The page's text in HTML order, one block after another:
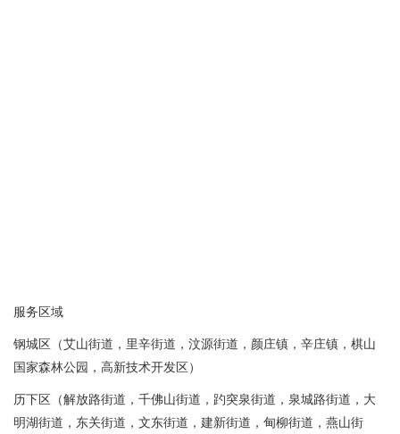
服务区域
钢城区（艾山街道，里辛街道，汶源街道，颜庄镇，辛庄镇，棋山
国家森林公园，高新技术开发区）
历下区（解放路街道，千佛山街道，趵突泉街道，泉城路街道，大
明湖街道，东关街道，文东街道，建新街道，甸柳街道，燕山街